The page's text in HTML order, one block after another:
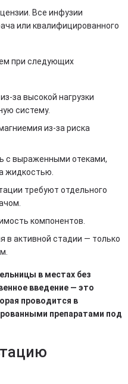
Все инфузии
или квалифицированного
при следующих
за высокой нагрузки
систему.
из-за риска
с выраженными отеками,
жидкостью.
требуют отдельного
компонентов.
в активной стадии — только
в местах без
введение — это
проводится в
препаратами под